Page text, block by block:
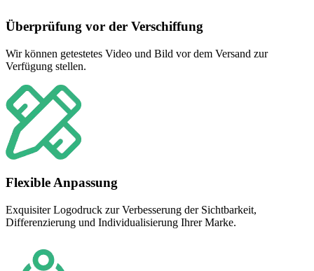
Überprüfung vor der Verschiffung
Wir können getestetes Video und Bild vor dem Versand zur
Verfügung stellen.
Flexible Anpassung
Exquisiter Logodruck zur Verbesserung der Sichtbarkeit,
Differenzierung und Individualisierung Ihrer Marke.